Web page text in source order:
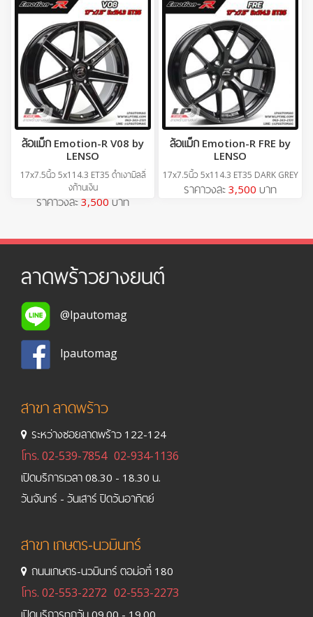
ล้อแม็ก Emotion-R V08 by
LENSO
17x7.5นิ้ว 5x114.3 ET35 ดำเงามิลลิ่
งก้านเงิน
ราคาวงละ 3,500 บาท
ล้อแม็ก Emotion-R FRE by
LENSO
17x7.5นิ้ว 5x114.3 ET35 DARK GREY
ราคาวงละ 3,500 บาท
ลาดพร้าวยางยนต์
@lpautomag
lpautomag
สาขา ลาดพร้าว
ระหว่างซอยลาดพร้าว 122-124
โทร. 02-539-7854 02-934-1136
เปิดบริการเวลา 08.30 - 18.30 น.
วันจันทร์ - วันเสาร์ ปิดวันอาทิตย์
สาขา เกษตร-นวมินทร์
ถนนเกษตร-นวมินทร์ ตอม่อที่ 180
โทร. 02-553-2272 02-553-2273
เปิดบริการทุกวัน 09.00 - 19.00